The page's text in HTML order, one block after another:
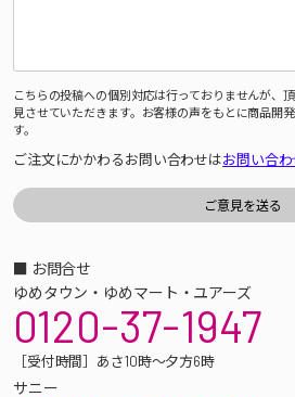
こちらの投稿への個別対応は行っておりませんが、
見させていただきます。お客様の声をもとに商品開
す。
ご注文にかかわるお問い合わせはお問い合
■ お問合せ
ゆめタウン・ゆめマート・ユアーズ
0120-37-1947
［受付時間］あさ10時～夕方6時
サニー